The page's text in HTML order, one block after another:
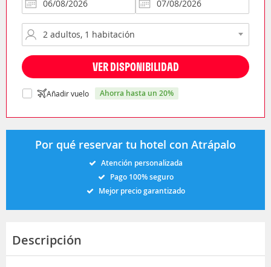
VER DISPONIBILIDAD
Añadir vuelo ahorra hasta un 20%
Por qué reservar tu hotel con Atrápalo
Atención personalizada
Pago 100% seguro
Mejor precio garantizado
Descripción